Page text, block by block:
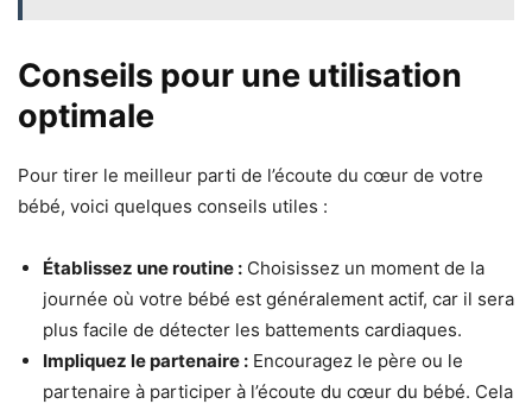
Conseils pour une utilisation
optimale
Pour tirer le meilleur parti de l’écoute du cœur de votre
bébé, voici quelques conseils utiles :
Établissez une routine : Choisissez un moment de la
journée où votre bébé est généralement actif, car il sera
plus facile de détecter les battements cardiaques.
Impliquez le partenaire : Encouragez le père ou le
partenaire à participer à l’écoute du cœur du bébé. Cela